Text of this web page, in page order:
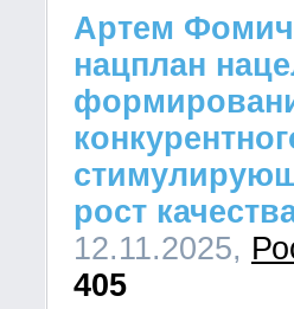
Артем
нацплан
рост
12.11.2025,
405